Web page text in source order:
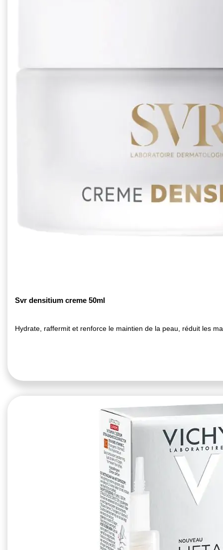
Svr densitium creme 50ml
Hydrate, raffermit et renforce le maintien de la peau, réduit les